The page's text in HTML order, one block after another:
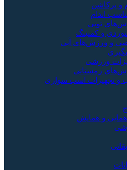
و پرکاشن
اندام
توپی
و کمپینگ
و ورزش‌های آبی
ورزشی
زمستانی
و تجهیزات اسب سواری
و همایش